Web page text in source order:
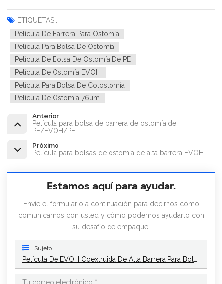
ETIQUETAS :
Película De Barrera Para Ostomía
Película Para Bolsa De Ostomía
Película De Bolsa De Ostomía De PE
Película De Ostomía EVOH
Película Para Bolsa De Colostomía
Película De Ostomía 76um
Anterior
Película para bolsa de barrera de ostomía de
PE/EVOH/PE
Próximo
Película para bolsas de ostomía de alta barrera EVOH
Estamos aquí para ayudar.
Envíe el formulario a continuación para decirnos cómo
comunicarnos con usted y cómo podemos ayudarlo con
su desafío de empaque.
Sujeto :